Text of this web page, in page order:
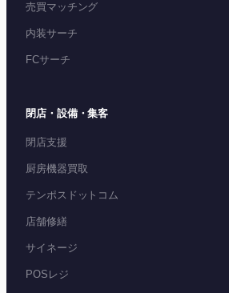
売買マッチング
内装サーチ
FCサーチ
閉店・設備・集客
閉店支援
厨房機器買取
テンポスドットコム
店舗修繕
サイネージ
POSレジ